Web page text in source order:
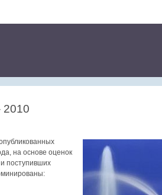
2010
на основе оценок
поступивших